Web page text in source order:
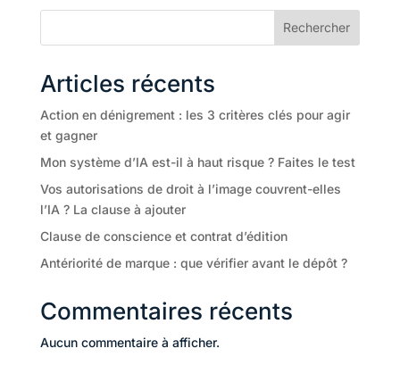
Rechercher
Articles récents
Action en dénigrement : les 3 critères clés pour agir
et gagner
Mon système d’IA est-il à haut risque ? Faites le test
Vos autorisations de droit à l’image couvrent-elles
l’IA ? La clause à ajouter
Clause de conscience et contrat d’édition
Antériorité de marque : que vérifier avant le dépôt ?
Commentaires récents
Aucun commentaire à afficher.